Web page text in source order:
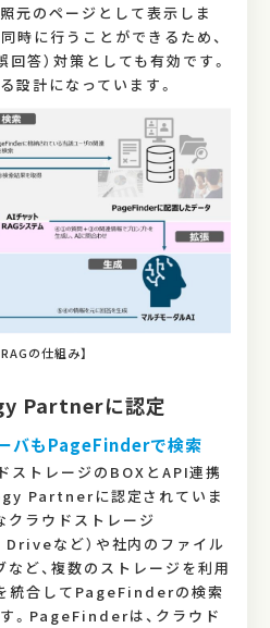
元のページとして表示しま
時に行うことができるため、
答）対策としても有効です。
設計になっています。
の仕組み】
Partnerに認定
バもPageFinderで検索
ストレージのBOXとAPI連携
Partnerに認定されていま
クラウドストレージ
など）や社内のファイル
など、複数のストレージを利用
統合してPageFinderの検索
。PageFinderは、クラウド